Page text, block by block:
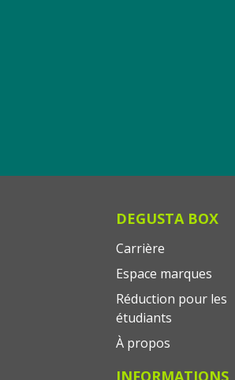
DEGUSTA BOX
Carrière
Espace marques
Réduction pour les
étudiants
À propos
INFORMATIONS